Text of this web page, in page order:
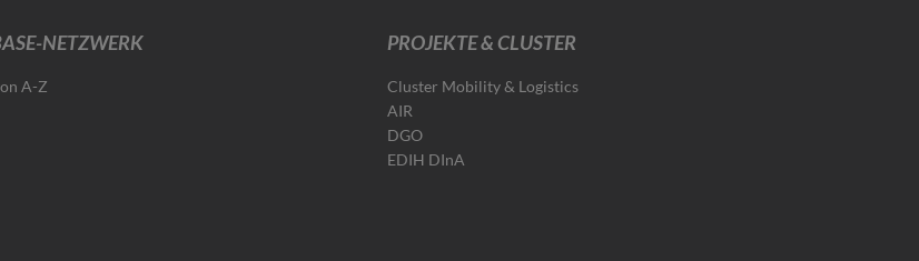
NETZWERK
A-Z
PROJEKTE & CLUSTER
Cluster Mobility & Logistics
AIR
DGO
EDIH DInA